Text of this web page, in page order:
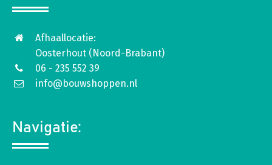
Afhaallocatie:
Oosterhout (Noord-Brabant)
06 - 235 552 39
info@bouwshoppen.nl
Navigatie: